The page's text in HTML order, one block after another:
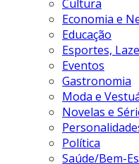
Cultura
Economia e
Educação
Esportes,
Eventos
Gastronomia
Moda e
Novelas e
Política
Saúde/Bem-